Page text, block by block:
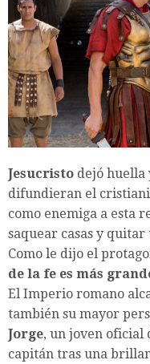
Jesucristo dejó huella
difundieran el
como enemiga a esta
saquear casas y
Como le dijo el
de la fe es más
El Imperio romano
también su mayor
Jorge, un joven oficial
capitán tras una